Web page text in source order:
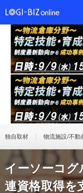
独自取材 物流施設/不動
イーソーコグ
連資格取得を